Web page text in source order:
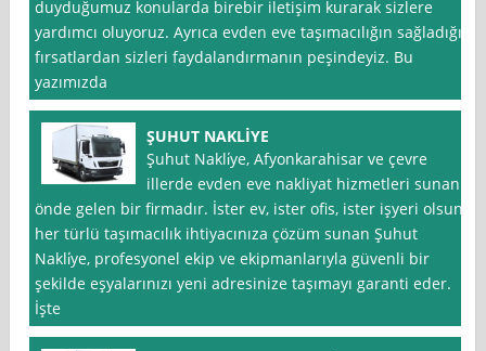
duyduğumuz konularda birebir iletişim kurarak sizlere
yardımcı oluyoruz. Ayrıca evden eve taşımacılığın sağladığı
fırsatlardan sizleri faydalandırmanın peşindeyiz. Bu
yazımızda
ŞUHUT NAKLİYE
Şuhut Nakli̇ye, Afyonkarahisar ve çevre
illerde evden eve nakliyat hizmetleri sunan
önde gelen bir firmadır. İster ev, ister ofis, ister işyeri olsun,
her türlü taşımacılık ihtiyacınıza çözüm sunan Şuhut
Nakli̇ye, profesyonel ekip ve ekipmanlarıyla güvenli bir
şekilde eşyalarınızı yeni adresinize taşımayı garanti eder.
İşte